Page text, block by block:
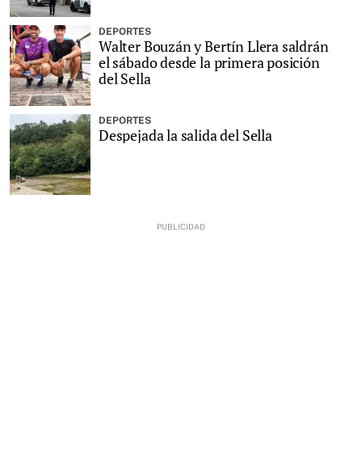
DEPORTES
Walter Bouzán y Bertín Llera saldrán
el sábado desde la primera posición
del Sella
DEPORTES
Despejada la salida del Sella